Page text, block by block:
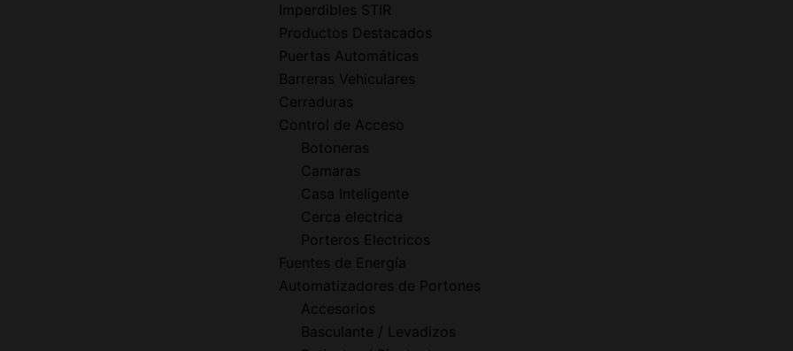
Imperdibles STIR
Productos Destacados
Puertas Automáticas
Barreras Vehiculares
Cerraduras
Control de Acceso
Botoneras
Camaras
Casa Inteligente
Cerca electrica
Porteros Electricos
Fuentes de Energía
Automatizadores de Portones
Accesorios
Basculante / Levadizos